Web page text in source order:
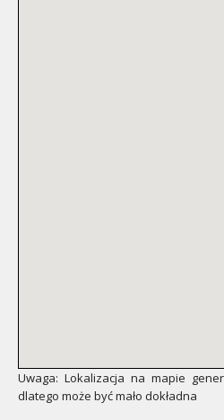
Uwaga: Lokalizacja na mapie
dlatego może być mało dokładna